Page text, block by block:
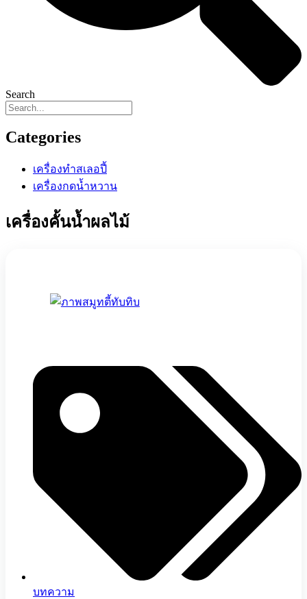
Search
Categories
เครื่องทำสเลอปี้
เครื่องกดน้ำหวาน
เครื่องคั้นน้ำผลไม้
บทความ